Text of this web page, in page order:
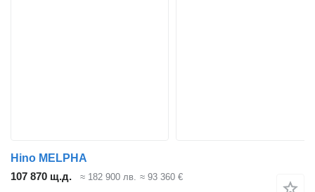
Hino MELPHA
107 870 щ.д.
≈ 182 900 лв. ≈ 93 360 €